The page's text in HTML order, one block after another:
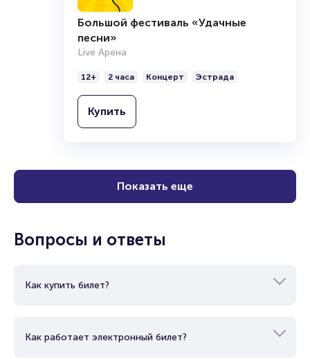
Большой фестиваль «Удачные
песни»
Live Арена
12+ 2 часа Концерт Эстрада
Купить
Показать еще
Вопросы и ответы
Как купить билет?
Как работает электронный билет?